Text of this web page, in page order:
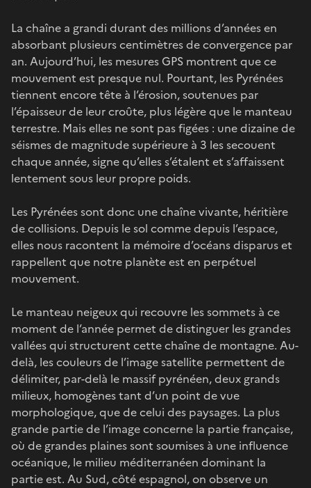
La chaîne a grandi durant des millions d’années en
absorbant plusieurs centimètres de convergence par
an. Aujourd’hui, les mesures GPS montrent que ce
mouvement est presque nul. Pourtant, les Pyrénées
tiennent encore tête à l’érosion, soutenues par
l’épaisseur de leur croûte, plus légère que le manteau
terrestre. Mais elles ne sont pas figées : une dizaine de
séismes de magnitude supérieure à 3 les secouent
chaque année, signe qu’elles s’étalent et s’affaissent
lentement sous leur propre poids.
Les Pyrénées sont donc une chaîne vivante, héritière
de collisions. Depuis le sol comme depuis l’espace,
elles nous racontent la mémoire d’océans disparus et
rappellent que notre planète est en perpétuel
mouvement.
Le manteau neigeux qui recouvre les sommets à ce
moment de l’année permet de distinguer les grandes
vallées qui structurent cette chaîne de montagne. Au-
delà, les couleurs de l’image satellite permettent de
délimiter, par-delà le massif pyrénéen, deux grands
milieux, homogènes tant d’un point de vue
morphologique, que de celui des paysages. La plus
grande partie de l’image concerne la partie française,
où de grandes plaines sont soumises à une influence
océanique, le milieu méditerranéen dominant la
partie est. Au Sud, côté espagnol, on observe un